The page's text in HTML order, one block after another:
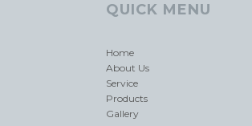
QUICK MENU
Home
About Us
Service
Products
Gallery